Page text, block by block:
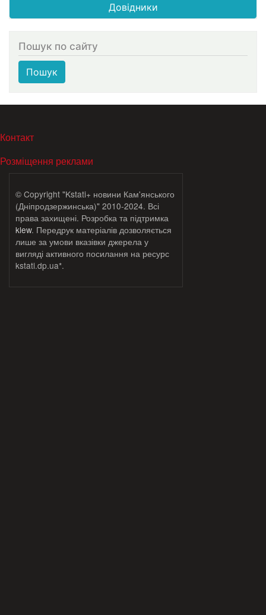
Довідники
Пошук по сайту
Пошук
МЕНЮ В ПОДВАЛЕ
Контакт
Розміщення реклами
© Copyright "Kstati+ новини Кам'янського
(Дніпродзержинська)" 2010-2024. Всі
права захищені. Розробка та підтримка
klew. Передрук матеріалів дозволяється
лише за умови вказівки джерела у
вигляді активного посилання на ресурс
kstati.dp.ua*.